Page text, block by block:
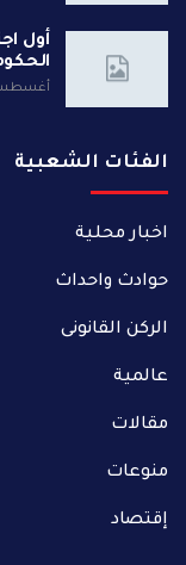
أول
أغسطس 5,
الفئات الشعبية
اخبار محلية
حوادث واحداث
الركن القانونى
عالمية
مقالات
منوعات
إقتصاد